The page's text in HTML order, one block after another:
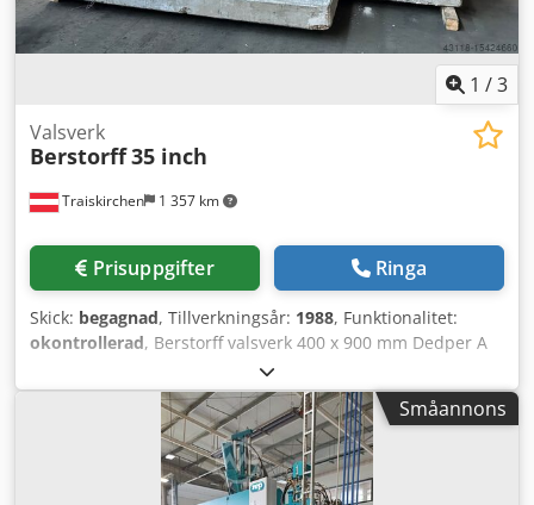
1 /3
Traiskirchen 1 357 km
Valsverk
Berstorff35 inch
Prisuppgifter Ringa
Skick: begagnad, Tillverkningsår: 1988, Funktionalitet:
okontrollerad, Berstorff valsverk 400 x 900 mm Dedper A
Dfyofx Abvekr Fler detaljer finns i den bifogade
beskrivningen!
Småannons